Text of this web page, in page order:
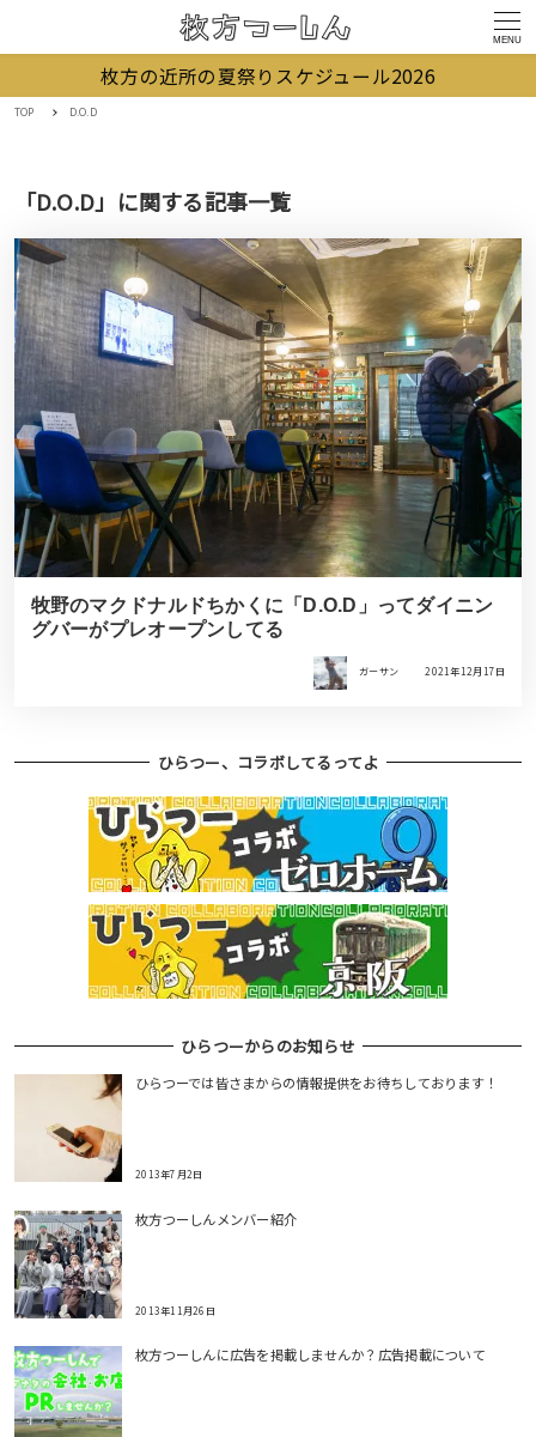
MENU
枚方の近所の夏祭りスケジュール2026
TOP D.O.D
「D.O.D」に関する記事一覧
牧野のマクドナルドちかくに「D.O.D」ってダイニン
グバーがプレオープンしてる
ガーサン 2021年12月17日
ひらつー、コラボしてるってよ
ひらつーからのお知らせ
ひらつーでは皆さまからの情報提供をお待ちしております！
2013年7月2日
枚方つーしんメンバー紹介
2013年11月26日
枚方つーしんに広告を掲載しませんか？広告掲載について